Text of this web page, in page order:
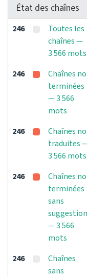
État des chaînes
246
Toutes les
chaînes —
3 566 mots
246
Chaînes
terminées
— 3 566
mots
246
Chaînes
traduites
3 566 mots
246
Chaînes
terminées
sans
— 3 566
mots
246
Chaînes
sans